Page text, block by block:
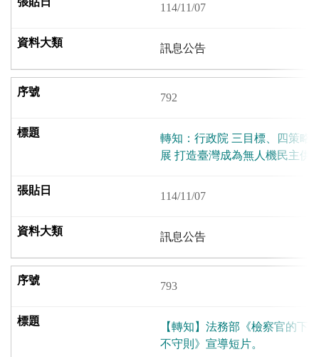
114/11/07
訊息公告
792
轉知：行政院 三目標、四策略
展 打造臺灣成為無人機民主供
114/11/07
訊息公告
793
【轉知】法務部《檢察官的下
不守則》宣導短片。